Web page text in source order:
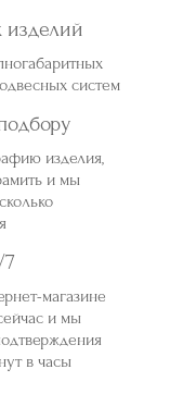
изделий
систем
изделия,
и мы
магазине
и мы
в часы